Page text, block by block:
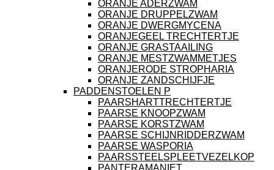
ORANJE ADERZWAM
ORANJE DRUPPELZWAM
ORANJE DWERGMYCENA
ORANJEGEEL TRECHTERTJE
ORANJE GRASTAAILING
ORANJE MESTZWAMMETJES
ORANJERODE STROPHARIA
ORANJE ZANDSCHIJFJE
PADDENSTOELEN P
PAARSHARTTRECHTERTJE
PAARSE KNOOPZWAM
PAARSE KORSTZWAM
PAARSE SCHIJNRIDDERZWAM
PAARSE WASPORIA
PAARSSTEELSPLEETVEZELKOP
PANTERAMANIET